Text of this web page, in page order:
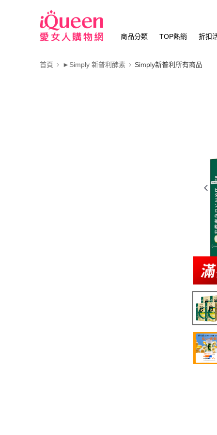
商品分類 TOP熱銷 折扣
首頁 ►Simply 新普利酵素 Simply新普利所有商品